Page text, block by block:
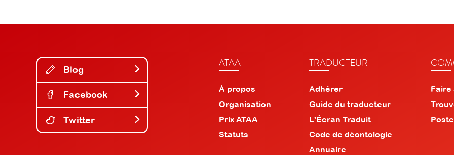
Blog
Facebook
Twitter
ATAA
À propos
Organisation
Prix ATAA
Statuts
TRADUCTEUR
Adhérer
Guide du traducteur
L'Écran Traduit
Code de déontologie
Annuaire